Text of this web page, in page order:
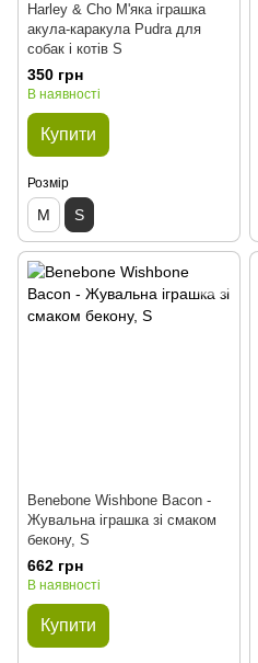
Harley & Cho М'яка іграшка
акула-каракула Pudra для
собак і котів S
350 грн
В наявності
Купити
Розмір
M S
Benebone Wishbone Bacon -
Жувальна іграшка зі смаком
бекону, S
662 грн
В наявності
Купити